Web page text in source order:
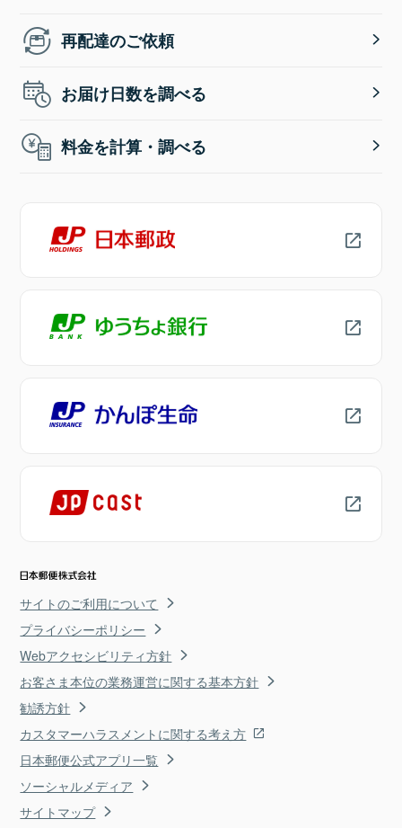
再配達のご依頼
お届け日数を調べる
料金を計算・調べる
サイトのご利用について
プライバシーポリシー
Webアクセシビリティ方針
お客さま本位の業務運営に関する基本方針
勧誘方針
カスタマーハラスメントに関する考え方
日本郵便公式アプリ一覧
ソーシャルメディア
サイトマップ